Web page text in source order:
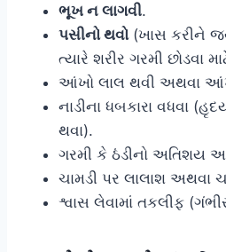
ભૂખ ન લાગવી.
પસીનો થવો(ખાસ કરીને
ત્યારે શરીર ગરમી છોડવા
આંખો લાલ થવી અથવા
નાડીના ધબકારા વધવા
થવા).
ગરમી કે ઠંડીનો અતિશય
ચામડી પર લાલાશ અથવા
શ્વાસ લેવામાં તકલીફ